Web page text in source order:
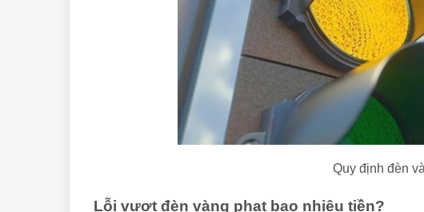
Quy định đèn
Lỗi vượt đèn vàng phạt bao nhiêu tiền?